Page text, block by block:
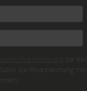
zur
zur Beantwortung